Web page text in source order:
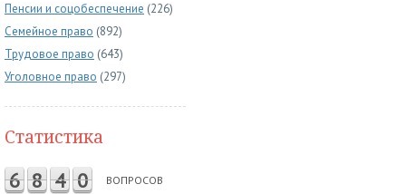
Пенсии и соцобеспечение (226)
Семейное право (892)
Трудовое право (643)
Уголовное право (297)
Статистика
6 8 4 0 ВОПРОСОВ